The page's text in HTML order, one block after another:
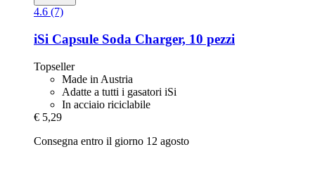
4.6 (7)
iSi Capsule Soda Charger, 10 pezzi
Topseller
Made in Austria
Adatte a tutti i gasatori iSi
In acciaio riciclabile
€ 5,29
Consegna entro il giorno 12 agosto